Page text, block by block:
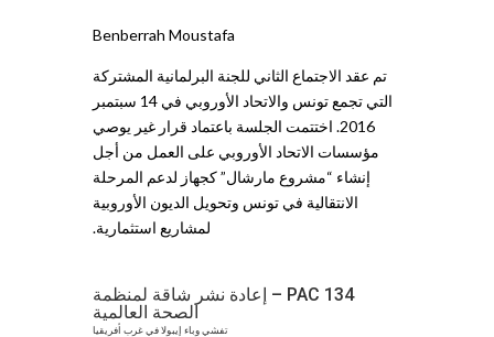
Benberrah Moustafa
تم عقد الاجتماع الثاني للجنة البرلمانية المشتركة
التي تجمع تونس والاتحاد الأوروبي في 14 سبتمبر
2016. اختتمت الجلسة باعتماد قرار غير يوصي
مؤسسات الاتحاد الأوروبي على العمل من أجل
إنشاء “مشروع مارشال” كجهاز لدعم المرحلة
الانتقالية في تونس وتحويل الديون الأوروبية
لمشاريع استثمارية.
PAC 134 – إعادة نشر شاقة لمنظمة
الصحة العالمية
تفشي وباء إيبولا في غرب أفريقيا